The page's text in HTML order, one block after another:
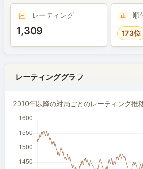
レーティング
1,309
順
173位
レーティンググラフ
2010年以降の対局ごとのレーティング推移